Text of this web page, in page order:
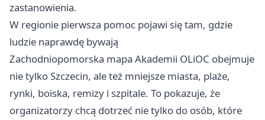
zastanowienia.
W regionie pierwsza pomoc pojawi się tam, gdzie
ludzie naprawdę bywają
Zachodniopomorska mapa Akademii OLiOC obejmuje
nie tylko Szczecin, ale też mniejsze miasta, plaże,
rynki, boiska, remizy i szpitale. To pokazuje, że
organizatorzy chcą dotrzeć nie tylko do osób, które